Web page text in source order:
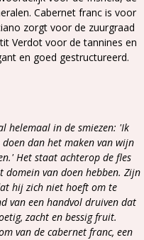
Cabernet franc is voor
zorgt voor de zuurgraad
Verdot voor de tannines en
en goed gestructureerd.
helemaal in de smiezen: 'Ik
dan het maken van wijn
Het staat achterop de fles
van doen hebben. Zijn
hij zich niet hoeft om te
van een handvol druiven dat
zacht en bessig fruit.
van de cabernet franc, een